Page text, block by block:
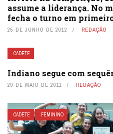
assume a liderança. No
fecha o turno em
25 DE JUNHO DE 2012 REDAÇÃO
CADETE
Indiano segue com
29 DE MAIO DE 2011 REDAÇÃO
CADETE FEMININO